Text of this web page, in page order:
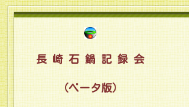
長 崎 石 鍋 記 録 会
（ベータ版）